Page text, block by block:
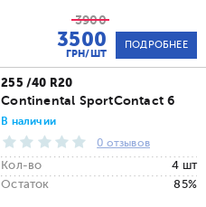
3900
3500
ГРН/ШТ
ПОДРОБНЕЕ
255 /40 R20
Continental SportContact 6
В наличии
0 отзывов
Кол-во
4 шт
Остаток
85%